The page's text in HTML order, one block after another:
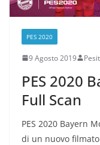
PES 2020
9 Agosto 2019
PES 2020
Full Scan
PES 2020 Bayern
di un nuovo